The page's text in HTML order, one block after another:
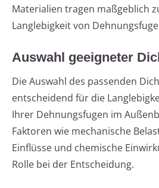
Materialien tragen maßgeblich
Langlebigkeit von
Auswahl geeigneter
Die Auswahl des passenden
entscheidend für die
Ihrer Dehnungsfugen im
Faktoren wie mechanische
Einflüsse und chemische
Rolle bei der Entscheidung.